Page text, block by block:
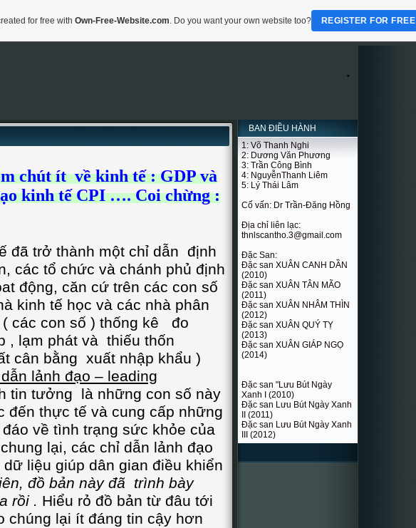
.
chút ít về kinh tế : GDP và
kinh tế CPI …. Coi chừng :
trở thành một chỉ dẫn định
các tổ chức và chánh phủ định
động, căn cứ trên các con số
kinh tế học và các nhà phân
các con số ) thống kê đo
, lạm phát và thiếu thốn
cân bằng xuất nhập khẩu )
lảnh đạo – leading
tin tưởng là những con số này
đến thực tế và cung cấp những
về tình trạng sức khỏe của
lại, các chỉ dẫn lảnh đạo
liệu giúp dân gian điều khiển
đồ bản này đã trình bày
rồi . Hiểu rỏ đồ bản từ đâu tới
chúng lại ít đáng tin cậy hơn
BAN ĐIỀU HÀNH
1: Võ Thanh Nghi
2: Dương Văn Phương
3: Trần Công Bình
4: NguyễnThanh Liêm
5: Lý Thái Lâm
Cố vấn: Dr Trần-Đăng Hồng
Địa chỉ liên lạc:
thnlscantho.3@gmail.com
Đặc San:
Đặc san XUÂN CANH DẦN
(2010)
Đặc san XUÂN TÂN MÃO
(2011)
Đặc san XUÂN NHÂM THÌN
(2012)
Đặc san XUÂN QUÝ TỴ
(2013)
Đặc san XUÂN GIÁP NGỌ
(2014)
Đặc san "Lưu Bút Ngày
Xanh I (2010)
Đặc san Lưu Bút Ngày Xanh
II (2011)
Đặc san Lưu Bút Ngày Xanh
III (2012)
for free with Own-Free-Website.com. Do you want your own website too? REGISTER FOR FREE